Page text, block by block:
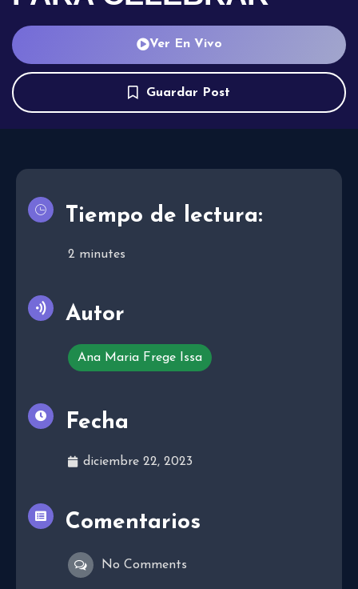
Ver En Vivo
Guardar Post
Tiempo de lectura:
2 minutes
Autor
Ana Maria Frege Issa
Fecha
diciembre 22, 2023
Comentarios
No Comments